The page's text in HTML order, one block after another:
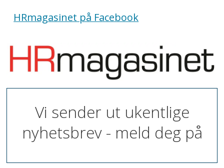
HRmagasinet på Facebook
Vi sender ut ukentlige
nyhetsbrev - meld deg på